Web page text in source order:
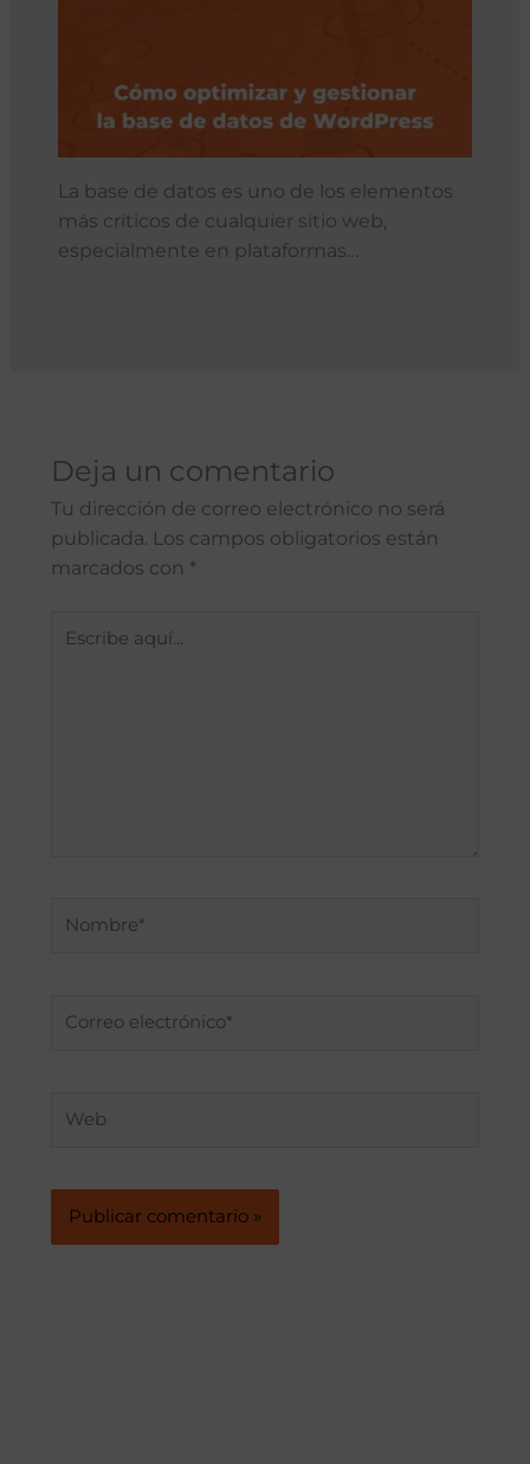
La base de datos es uno de los elementos
más críticos de cualquier sitio web,
especialmente en plataformas…
Deja un comentario
Tu dirección de correo electrónico no será
publicada. Los campos obligatorios están
marcados con *